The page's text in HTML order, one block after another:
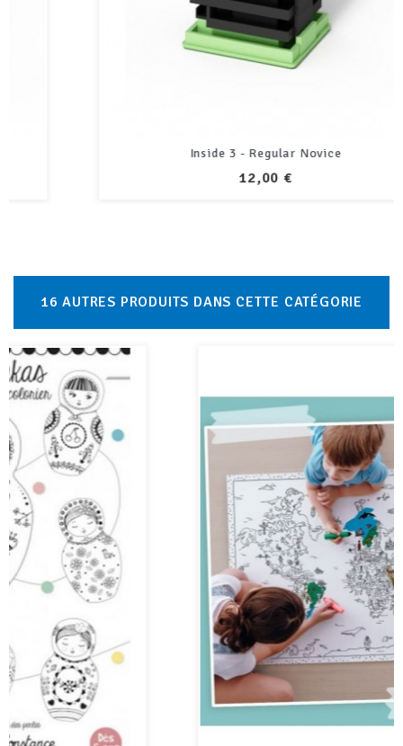
Inside 3 - Regular Novice
16 AUTRES PRODUITS DANS CETTE CATÉGORIE